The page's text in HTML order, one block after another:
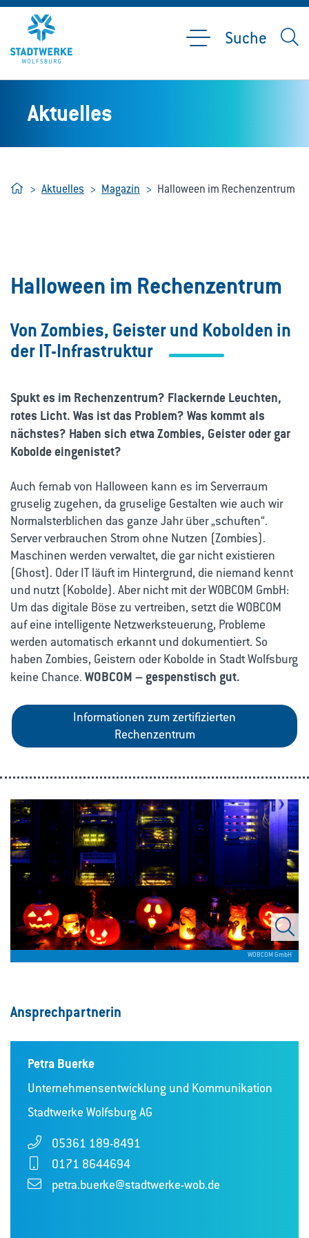
Suche
Aktuelles
HomeAktuelles Magazin Halloween im Rechenzentrum
Halloween im Rechenzentrum
Von Zombies, Geister und Kobolden in
der IT-Infrastruktur
Spukt es im Rechenzentrum? Flackernde Leuchten,
rotes Licht. Was ist das Problem? Was kommt als
nächstes? Haben sich etwa Zombies, Geister oder gar
Kobolde eingenistet?
Auch fernab von Halloween kann es im Serverraum
gruselig zugehen, da gruselige Gestalten wie auch wir
Normalsterblichen das ganze Jahr über „schuften“.
Server verbrauchen Strom ohne Nutzen (Zombies).
Maschinen werden verwaltet, die gar nicht existieren
(Ghost). Oder IT läuft im Hintergrund, die niemand kennt
und nutzt (Kobolde). Aber nicht mit der WOBCOM GmbH:
Um das digitale Böse zu vertreiben, setzt die WOBCOM
auf eine intelligente Netzwerksteuerung, Probleme
werden automatisch erkannt und dokumentiert. So
haben Zombies, Geistern oder Kobolde in Stadt Wolfsburg
keine Chance. WOBCOM – gespenstisch gut.
Informationen zum zertifizierten
Rechenzentrum
WOBCOM GmbH
Ansprechpartnerin
Petra Buerke
Unternehmensentwicklung und Kommunikation
Stadtwerke Wolfsburg AG
05361 189-8491
0171 8644694
petra.buerke@stadtwerke-wob.de